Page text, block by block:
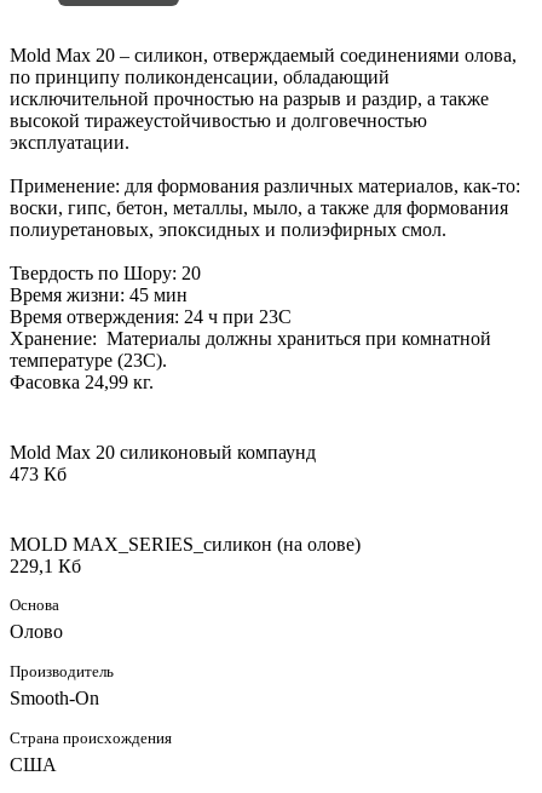
Mold Max 20 – силикон, отверждаемый соединениями олова,
по принципу поликонденсации, обладающий
исключительной прочностью на разрыв и раздир, а также
высокой тиражеустойчивостью и долговечностью
эксплуатации.
Применение: для формования различных материалов, как-то:
воски, гипс, бетон, металлы, мыло, а также для формования
полиуретановых, эпоксидных и полиэфирных смол.
Твердость по Шору: 20
Время жизни: 45 мин
Время отверждения: 24 ч при 23С
Хранение: Материалы должны храниться при комнатной
температуре (23C).
Фасовка 24,99 кг.
Mold Max 20 силиконовый компаунд
473 Кб
MOLD MAX_SERIES_силикон (на олове)
229,1 Кб
Основа
Олово
Производитель
Smooth-On
Страна происхождения
США